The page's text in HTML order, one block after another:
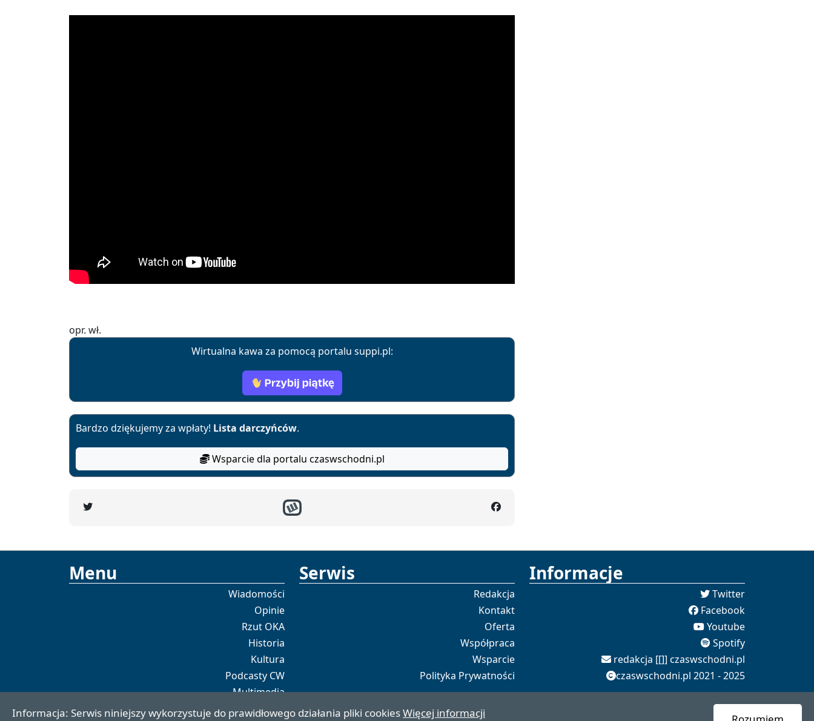
opr. wł.
Wirtualna kawa za pomocą portalu suppi.pl:
Bardzo dziękujemy za wpłaty! Lista darczyńców.
Wsparcie dla portalu czaswschodni.pl
Menu
Wiadomości
Opinie
Rzut OKA
Historia
Kultura
Podcasty CW
Multimedia
Portal
Serwis
Redakcja
Kontakt
Oferta
Współpraca
Wsparcie
Polityka Prywatności
Informacje
Twitter
Facebook
Youtube
Spotify
redakcja [[]] czaswschodni.pl
czaswschodni.pl 2021 - 2025
Informacja: Serwis niniejszy wykorzystuje do prawidłowego działania pliki cookiesWięcej informacji